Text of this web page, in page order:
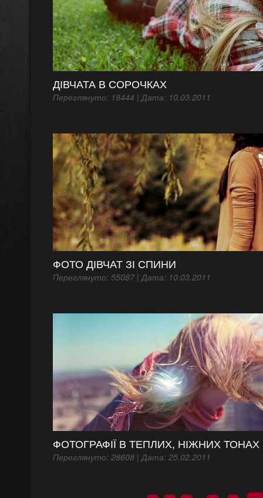
ДІВЧАТА В СОРОЧКАХ
Переглянуто: 18444 | Дата: 10.03.2011
ФОТО ДІВЧАТ ЗІ СПИНИ
Переглянуто: 55087 | Дата: 10.03.2011
ФОТОГРАФІЇ В ТЕПЛИХ, НІЖНИХ ТОНАХ
Переглянуто: 28608 | Дата: 25.02.2011